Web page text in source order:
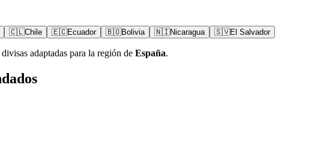
🇨🇱Chile 🇪🇨Ecuador 🇧🇴Bolivia 🇳🇮Nicaragua 🇸🇻El Salvador
adaptadas para la región de España.